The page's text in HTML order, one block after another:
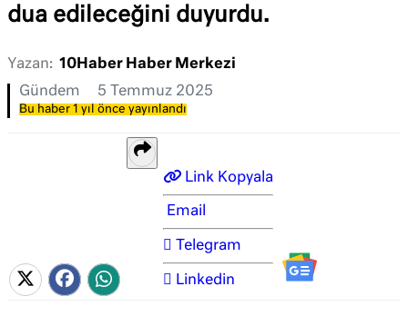
dua edileceğini duyurdu.
Yazan: 10Haber Haber Merkezi
Gündem
5 Temmuz 2025
Bu haber 1 yıl önce yayınlandı
Link Kopyala
Email
Telegram
Linkedin